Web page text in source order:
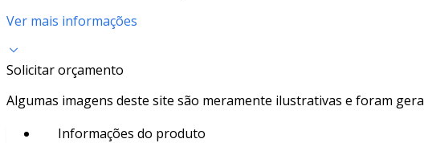
Ver mais informações
Solicitar orçamento
Algumas imagens deste site são meramente ilustrativas e foram
Informações do produto